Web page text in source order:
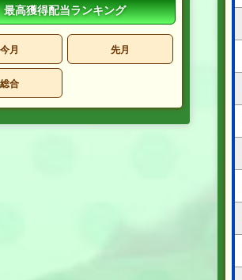
最高獲得配当ランキング
今月 先月
総合